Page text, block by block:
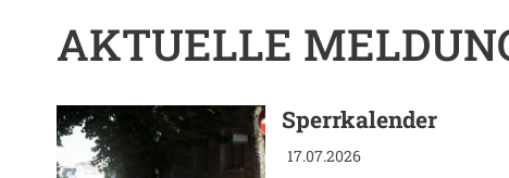
AKTUELLE
Sperrkalender
17.07.2026